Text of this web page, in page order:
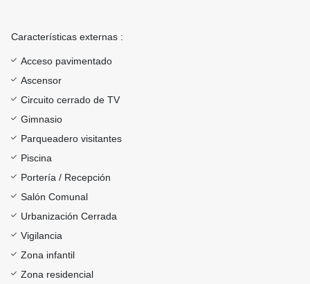
Características externas :
Acceso pavimentado
Ascensor
Circuito cerrado de TV
Gimnasio
Parqueadero visitantes
Piscina
Portería / Recepción
Salón Comunal
Urbanización Cerrada
Vigilancia
Zona infantil
Zona residencial